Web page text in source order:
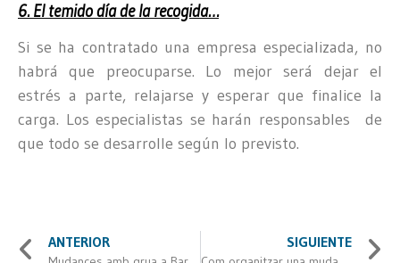
6. El temido día de la recogida…
Si se ha contratado una empresa especializada, no
habrá que preocuparse. Lo mejor será dejar el
estrés a parte, relajarse y esperar que finalice la
carga. Los especialistas se harán responsables de
que todo se desarrolle según lo previsto.
ANTERIOR SIGUIENTE